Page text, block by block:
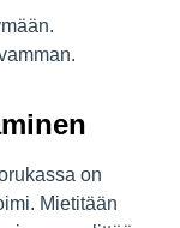
on
Mietitään